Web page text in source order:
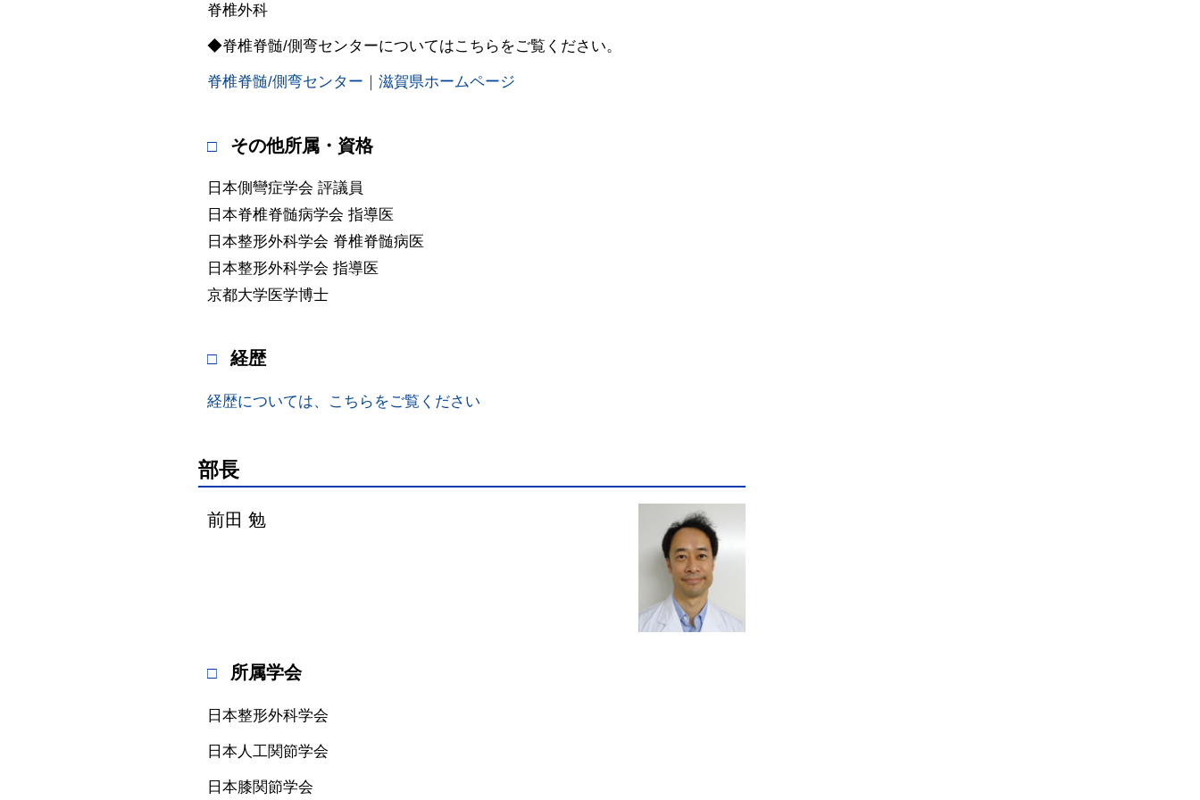
脊椎外科
◆脊椎脊髄/側弯センターについてはこちらをご覧ください。
脊椎脊髄/側弯センター｜滋賀県ホームページ
その他所属・資格
日本側彎症学会 評議員
日本脊椎脊髄病学会 指導医
日本整形外科学会 脊椎脊髄病医
日本整形外科学会 指導医
京都大学医学博士
経歴
経歴については、こちらをご覧ください
部長
前田 勉
所属学会
日本整形外科学会
日本人工関節学会
日本膝関節学会